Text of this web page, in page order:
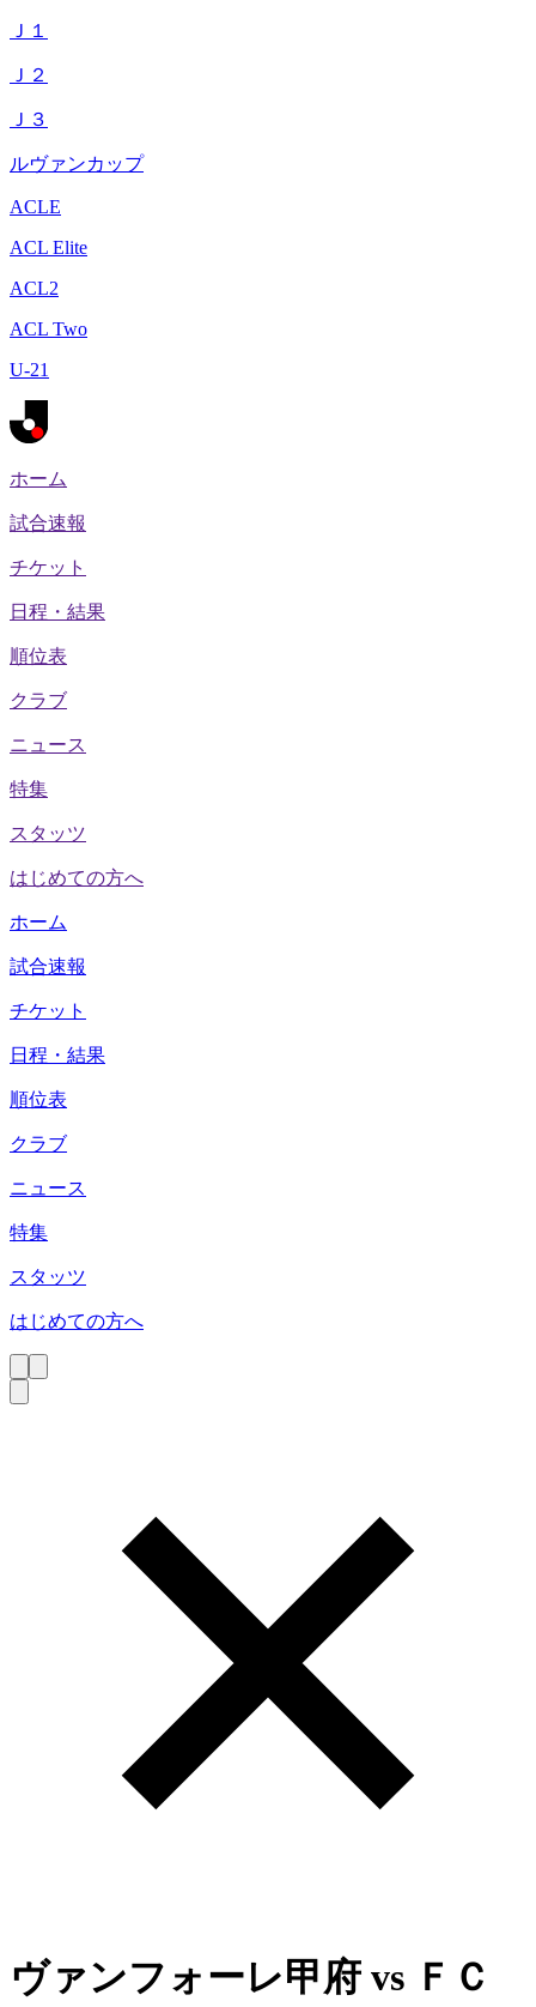
Ｊ１
Ｊ２
Ｊ３
ルヴァンカップ
ACLE
ACL Elite
ACL2
ACL Two
U-21
ホーム
試合速報
チケット
日程・結果
順位表
クラブ
ニュース
特集
スタッツ
はじめての方へ
ホーム
試合速報
チケット
日程・結果
順位表
クラブ
ニュース
特集
スタッツ
はじめての方へ
ヴァンフォーレ甲府 vs ＦＣ